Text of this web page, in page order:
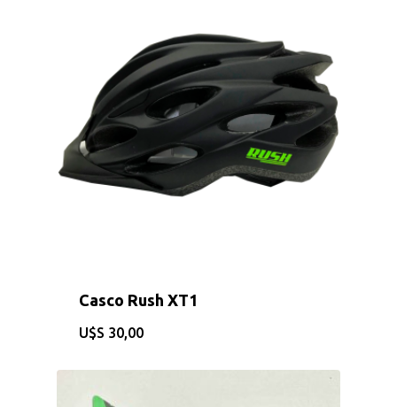
Casco Rush XT1
$ 30,00